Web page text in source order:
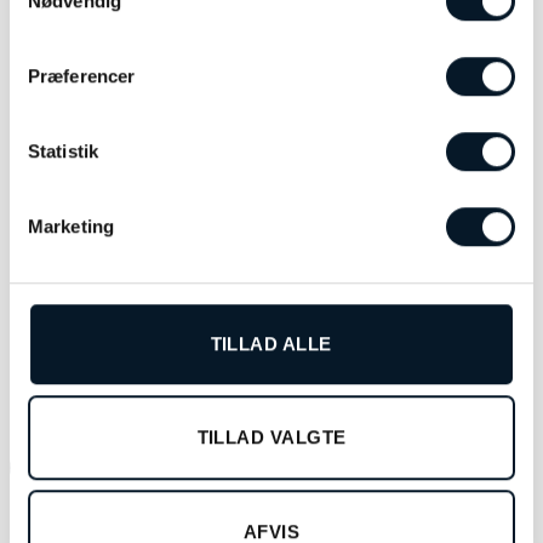
Præferencer
Statistik
Marketing
TILLAD ALLE
TILLAD VALGTE
AFVIS
kr.1.550,00
gummirem – MXE0L1RS
1.550,00
-45%